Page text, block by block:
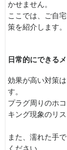
かせません。
ここでは、ご自
策を紹介します。
日常的にできる
効果が高い対策は
す。
プラグ周りのホ
キング現象のリ
また、濡れた手